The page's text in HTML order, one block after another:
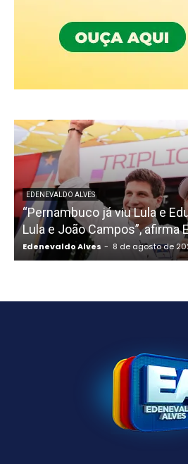
EDENEVALDO ALVES
“Pernambuco já viu Lula e
Lula e João Campos”, afirma
Edenevaldo Alves - 8 de agosto de